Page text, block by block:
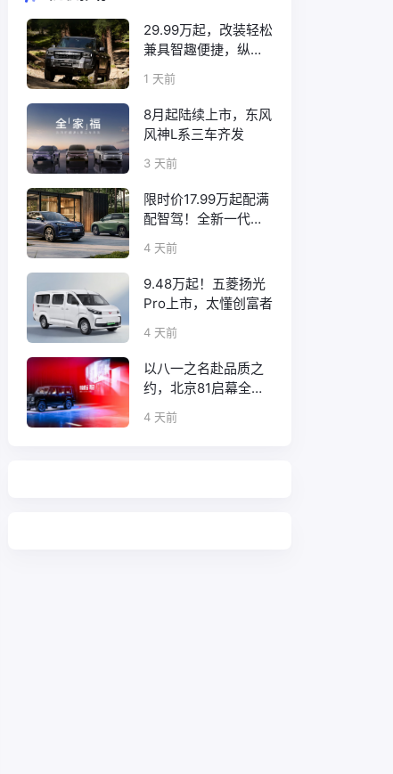
29.99万起，改装轻松
兼具智趣便捷，纵横
F700上市
1 天前
8月起陆续上市，东风
风神L系三车齐发
3 天前
限时价17.99万起配满
配智驾！全新一代天
工08正式上市
4 天前
9.48万起！五菱扬光
Pro上市，太懂创富者
4 天前
以八一之名赴品质之
约，北京81启幕全新
口碑征程
4 天前